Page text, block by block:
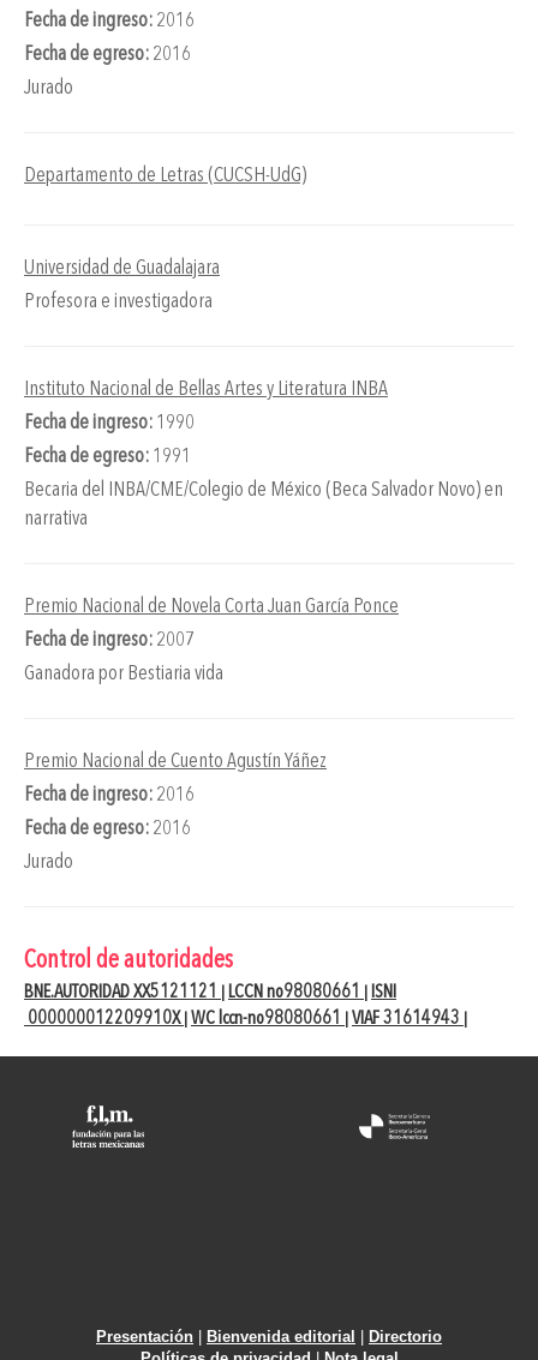
Fecha de ingreso: 2016
Fecha de egreso: 2016
Jurado
Departamento de Letras (CUCSH-UdG)
Universidad de Guadalajara
Profesora e investigadora
Instituto Nacional de Bellas Artes y Literatura INBA
Fecha de ingreso: 1990
Fecha de egreso: 1991
Becaria del INBA/CME/Colegio de México (Beca Salvador Novo) en
narrativa
Premio Nacional de Novela Corta Juan García Ponce
Fecha de ingreso: 2007
Ganadora por Bestiaria vida
Premio Nacional de Cuento Agustín Yáñez
Fecha de ingreso: 2016
Fecha de egreso: 2016
Jurado
Control de autoridades
BNE.AUTORIDAD XX5121121 LCCN no98080661
ISNI
000000012209910X WC lccn-no98080661 VIAF 31614943
Presentación Bienvenida editorial
Directorio